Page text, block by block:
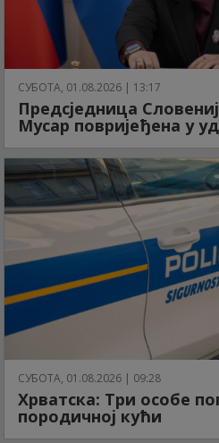
СУБОТА, 01.08.2026 | 13:17
Предсједница
Мусар повријеђена у
СУБОТА, 01.08.2026 | 09:28
Хрватска: Три особе
породичној кући